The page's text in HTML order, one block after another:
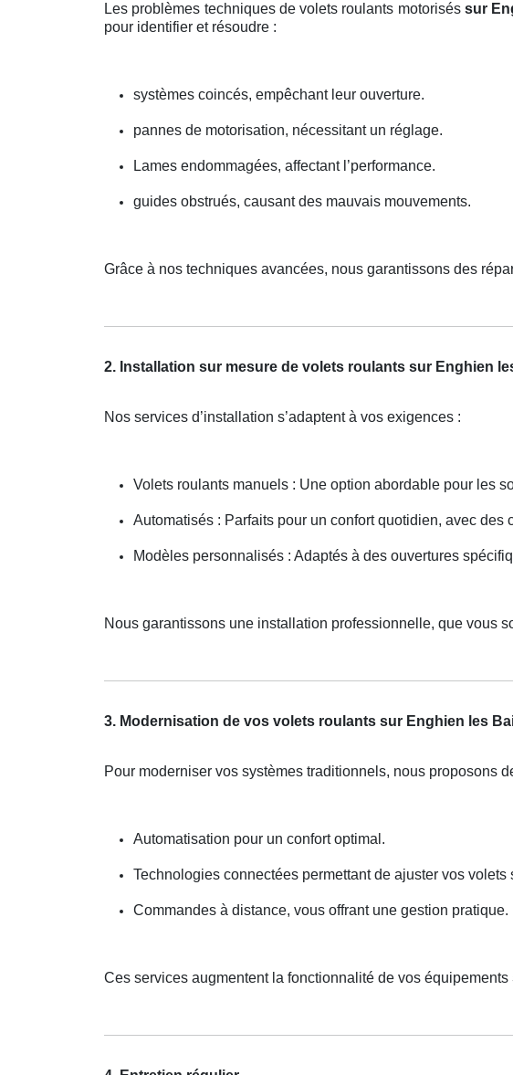
Les problèmes techniques de volets roulants motorisés sur
pour identifier et résoudre :
systèmes coincés, empêchant leur ouverture.
pannes de motorisation, nécessitant un réglage.
Lames endommagées, affectant l’performance.
guides obstrués, causant des mauvais mouvements.
Grâce à nos techniques avancées, nous garantissons des
2. Installation sur mesure de volets roulants sur Enghien
Nos services d’installation s’adaptent à vos exigences :
Volets roulants manuels : Une option abordable pour les
Automatisés : Parfaits pour un confort quotidien, avec des
Modèles personnalisés : Adaptés à des ouvertures
Nous garantissons une installation professionnelle, que vous
3. Modernisation de vos volets roulants sur Enghien les
Pour moderniser vos systèmes traditionnels, nous proposons
Automatisation pour un confort optimal.
Technologies connectées permettant de ajuster vos
Commandes à distance, vous offrant une gestion pratique.
Ces services augmentent la fonctionnalité de vos équipements